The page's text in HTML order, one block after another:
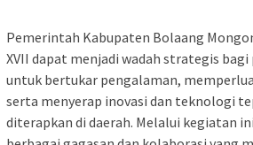
Pemerintah Kabupaten Bolaang
XVII dapat menjadi wadah strategis
untuk bertukar pengalaman,
serta menyerap inovasi dan teknologi
diterapkan di daerah. Melalui kegiatan